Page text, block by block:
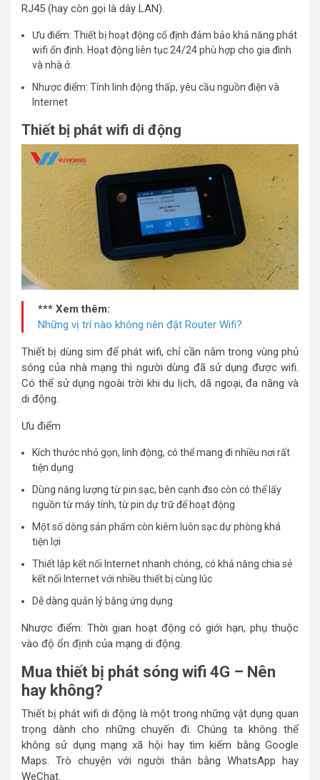
RJ45 (hay còn gọi là dây LAN).
Ưu điểm: Thiết bị hoạt động cố định đảm bảo khả năng phát
wifi ổn định. Hoạt động liên tục 24/24 phù hợp cho gia đình
và nhà ở.
Nhược điểm: Tính linh động thấp, yêu cầu nguồn điện và
Internet
Thiết bị phát wifi di động
*** Xem thêm:
Những vị trí nào không nên đặt Router Wifi?
Thiết bị dùng sim để phát wifi, chỉ cần nằm trong vùng phủ
sóng của nhà mạng thì người dùng đã sử dụng được wifi.
Có thể sử dụng ngoài trời khi du lịch, dã ngoại, đa năng và
di động.
Ưu điểm
Kích thước nhỏ gọn, linh động, có thể mang đi nhiều nơi rất
tiện dụng
Dùng năng lượng từ pin sạc, bên cạnh đso còn có thể lấy
nguồn từ máy tính, từ pin dự trữ để hoạt động
Một số dòng sản phẩm còn kiêm luôn sạc dự phòng khá
tiện lợi
Thiết lập kết nối Internet nhanh chóng, có khả năng chia sẻ
kết nối Internet với nhiều thiết bị cùng lúc
Dễ dàng quản lý bằng ứng dụng
Nhược điểm: Thời gian hoạt động có giới hạn, phụ thuộc
vào độ ổn định của mạng di động.
Mua thiết bị phát sóng wifi 4G – Nên
hay không?
Thiết bị phát wifi di động là một trong những vật dụng quan
trọng dành cho những chuyến đi. Chúng ta không thể
không sử dụng mạng xã hội hay tìm kiếm bằng Google
Maps. Trò chuyện với người thân bằng WhatsApp hay
WeChat.